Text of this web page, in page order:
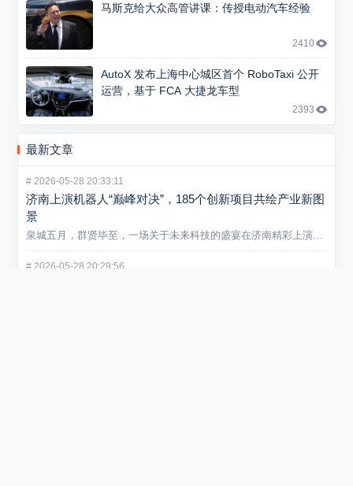
马斯克给大众高管讲课：传授电动汽车经验
2410
AutoX 发布上海中心城区首个 RoboTaxi 公开
运营，基于 FCA 大捷龙车型
2393
最新文章
#2026-05-28 20:33:11
济南上演机器人“巅峰对决”，185个创新项目共绘产业新图
景
泉城五月，群贤毕至，一场关于未来科技的盛宴在济南精彩上演。5...
# 2026-05-28 20:29:56